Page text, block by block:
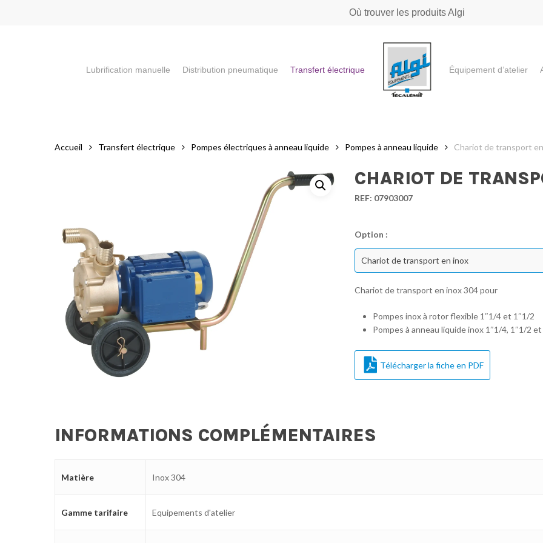
Où trouver les produits Algi
Lubrification manuelle Distribution pneumatique Transfert électrique Équipement d’atelier
Accueil Transfert électrique Pompes électriques à anneau liquide Pompes à anneau liquide Chariot de transport
CHARIOT DE
REF: 07903007
Option :
Chariot de transport en inox
Chariot de transport en inox 304 pour
Pompes inox à rotor flexible 1″1/4 et 1″1/2
Pompes à anneau liquide inox 1″1/4, 1″1/2 et
Télécharger la fiche en PDF
INFORMATIONS COMPLÉMENTAIRES
Matière Inox 304
Gamme tarifaire Equipements d'atelier